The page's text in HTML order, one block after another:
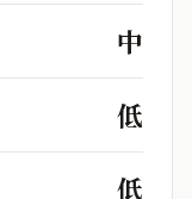
中
低
低